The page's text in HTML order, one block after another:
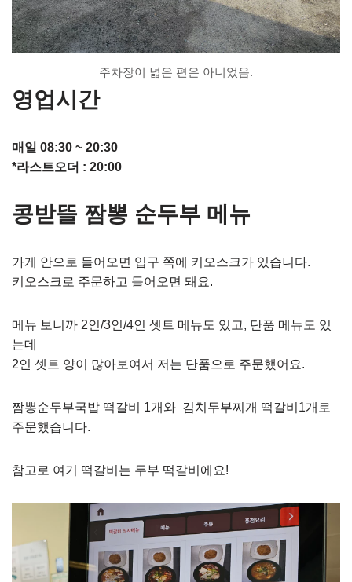
주차장이 넓은 편은 아니었음.
영업시간
매일 08:30 ~ 20:30
*라스트오더 : 20:00
콩받뜰 짬뽕 순두부 메뉴
가게 안으로 들어오면 입구 쪽에 키오스크가 있습니다.
키오스크로 주문하고 들어오면 돼요.
메뉴 보니까 2인/3인/4인 셋트 메뉴도 있고, 단품 메뉴도 있
는데
2인 셋트 양이 많아보여서 저는 단품으로 주문했어요.
짬뽕순두부국밥 떡갈비 1개와 김치두부찌개 떡갈비1개로
주문했습니다.
참고로 여기 떡갈비는 두부 떡갈비에요!